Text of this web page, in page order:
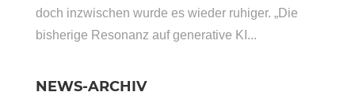
doch inzwischen wurde es wieder ruhiger. „Die
bisherige Resonanz auf generative KI...
NEWS-ARCHIV